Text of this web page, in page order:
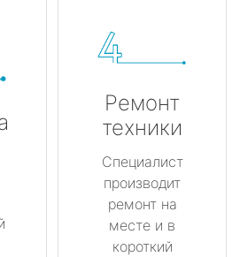
Ремонт
техники
Специалист
производит
ремонт на
месте и в
короткий